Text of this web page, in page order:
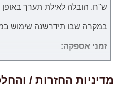
ש''ח. הובלה לאילת תערך באופן
במקרה שבו תידרשנה שימוש
זמני אספקה:
אישור לעסקה מחברת כרטיסי
מדיניות החזרות /